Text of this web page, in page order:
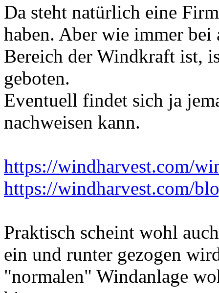
Da steht natürlich eine
haben. Aber wie immer
Bereich der Windkraft ist,
geboten.
Eventuell findet sich ja
nachweisen kann.
https://windharvest.com/
https://windharvest.com/
Praktisch scheint wohl
ein und runter gezogen
"normalen" Windanlage